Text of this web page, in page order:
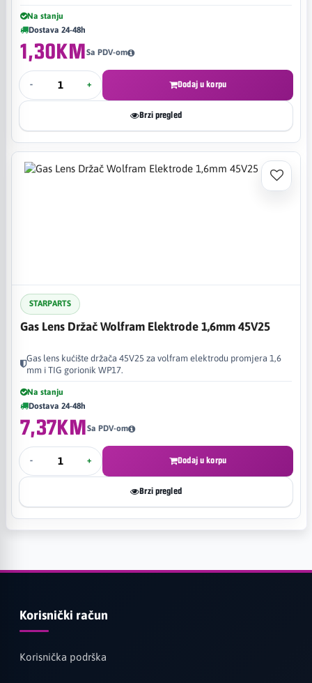
Na stanju
Dostava 24-48h
1,30KMSa PDV-om
- + Dodaj u korpu
Brzi pregled
STARPARTS
Gas Lens Držač Wolfram Elektrode 1,6mm 45V25
Gas lens kućište držača 45V25 za volfram elektrodu promjera 1,6
mm i TIG gorionik WP17.
Na stanju
Dostava 24-48h
7,37KMSa PDV-om
- + Dodaj u korpu
Brzi pregled
Korisnički račun
Korisnička podrška